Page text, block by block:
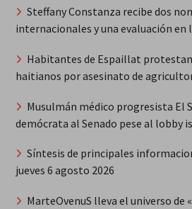
Steffany Constanza recibe dos
internacionales y una evaluación en
Habitantes de Espaillat
haitianos por asesinato de
Musulmán médico progresista El
demócrata al Senado pese al lobby
Síntesis de principales
jueves 6 agosto 2026
MarteOvenuS lleva el universo de